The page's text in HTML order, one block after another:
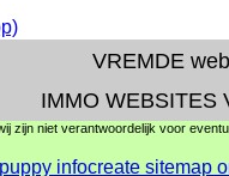
VREMDE
IMMO WEBSITES
zijn niet verantwoordelijk voor
infocreate sitemap